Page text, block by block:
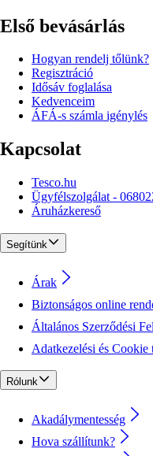
Első bevásárlás
Hogyan rendelj tőlünk?
Regisztráció
Idősáv foglalása
Kedvenceim
ÁFÁ-s számla igénylés
Kapcsolat
Tesco.hu
Ügyfélszolgálat -
Áruházkereső
Segítünk
Árak
Biztonságos online
Általános Szerződési
Adatkezelési és Cookie
Rólunk
Akadálymentesség
Hova szállítunk?